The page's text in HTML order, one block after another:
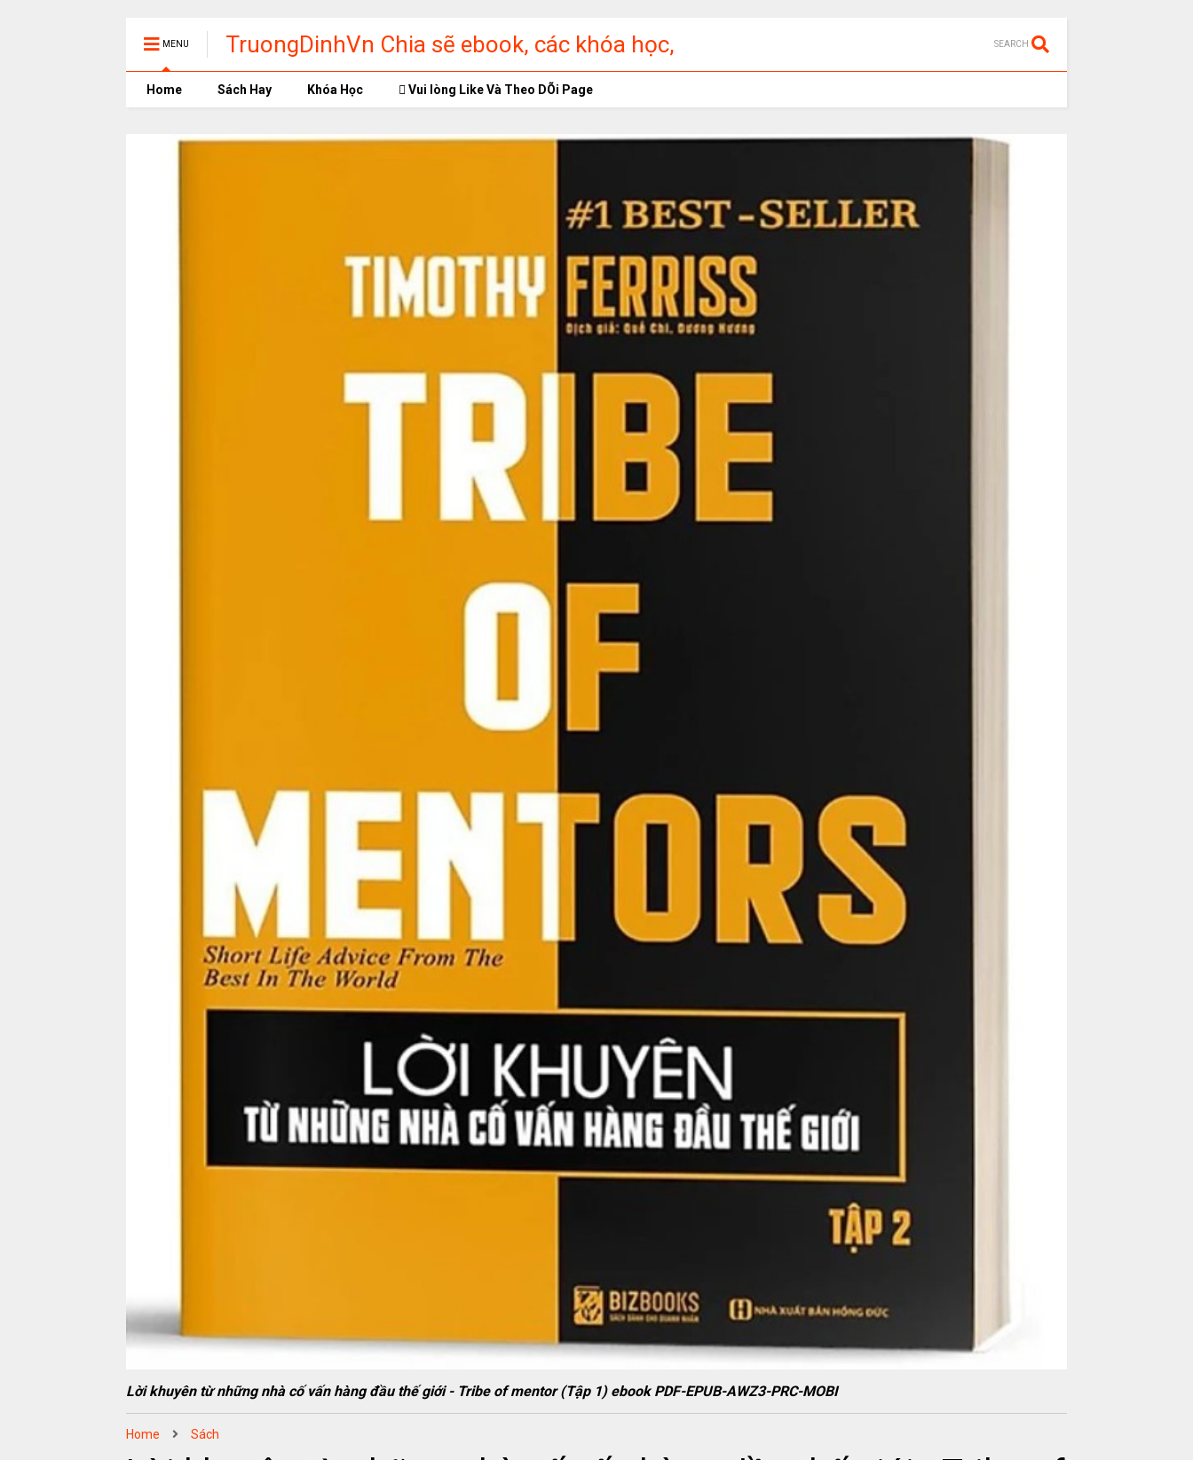
MENU
TruongDinhVn Chia sẽ ebook, các khóa học,
phần mềm học tập miễn phí
SEARCH
Home Sách Hay Khóa Học Vui lòng Like Và Theo DÕi Page
Lời khuyên từ những nhà cố vấn hàng đầu thế giới - Tribe of mentor (Tập 1) ebook PDF-EPUB-AWZ3-PRC-MOBI
Home Sách